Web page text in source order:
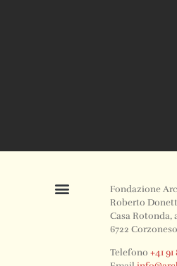
Fondazione
Roberto
Casa Rotonda,
6722 Corzoneso
Telefono+41 91